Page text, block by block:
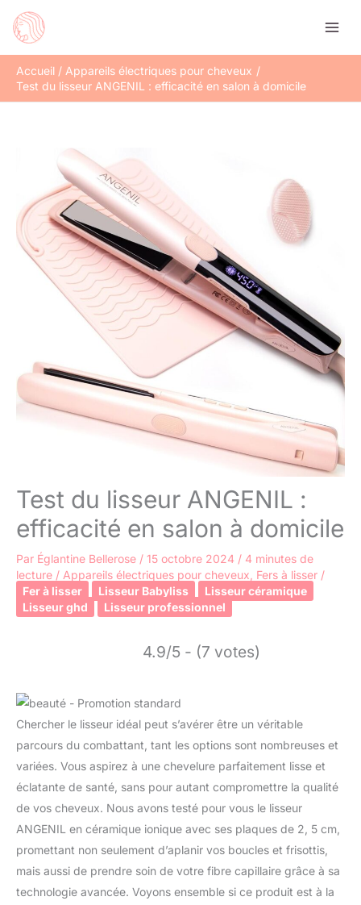
Accueil
Appareils électriques pour cheveux
Test du lisseur ANGENIL : efficacité en salon à domicile
Test du lisseur ANGENIL :
efficacité en salon à domicile
Par Églantine Bellerose / 15 octobre 2024 / 4 minutes de
lecture / Appareils électriques pour cheveux Fers à lisser /
Fer à lisser
Lisseur Babyliss
Lisseur céramique
Lisseur ghd
Lisseur professionnel
4.9/5 - (7 votes)
Chercher le lisseur idéal peut s’avérer être un véritable
parcours du combattant, tant les options sont nombreuses et
variées. Vous aspirez à une chevelure parfaitement lisse et
éclatante de santé, sans pour autant compromettre la qualité
de vos cheveux. Nous avons testé pour vous le lisseur
ANGENIL en céramique ionique avec ses plaques de 2, 5 cm,
promettant non seulement d’aplanir vos boucles et frisottis,
mais aussi de prendre soin de votre fibre capillaire grâce à sa
technologie avancée. Voyons ensemble si ce produit est à la
Rechercher